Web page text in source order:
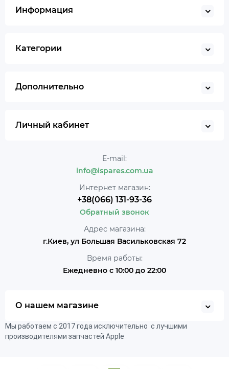
Информация
Категории
Дополнительно
Личный кабинет
E-mail:
info@ispares.com.ua
Интернет магазин:
+38(066) 131-93-36
Обратный звонок
Адрес магазина:
г.Киев, ул Большая Васильковская 72
Время работы:
Ежедневно с 10:00 до 22:00
О нашем магазине
Мы работаем с 2017 года исключительно с лучшими
производителями запчастей Apple